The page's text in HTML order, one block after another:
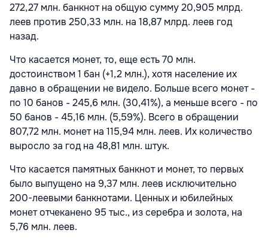
272,27 млн. банкнот на общую сумму 20,905 млрд.
леев против 250,33 млн. на 18,87 млрд. леев год
назад.
Что касается монет, то, еще есть 70 млн.
достоинством 1 бан (+1,2 млн.), хотя население их
давно в обращении не видело. Больше всего монет -
по 10 банов - 245,6 млн. (30,41%), а меньше всего - по
50 банов - 45,16 млн. (5,59%). Всего в обращении
807,72 млн. монет на 115,94 млн. леев. Их количество
выросло за год на 48,81 млн. штук.
Что касается памятных банкнот и монет, то первых
было выпущено на 9,37 млн. леев исключительно
200-леевыми банкнотами. Ценных и юбилейных
монет отчеканено 95 тыс., из серебра и золота, на
5,76 млн. леев.